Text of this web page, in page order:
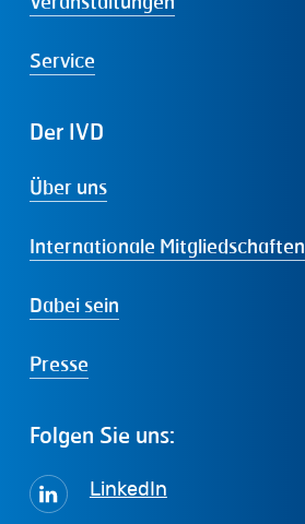
Service
Der IVD
Über uns
Internationale Mitgliedschaften
Dabei sein
Presse
Folgen Sie uns:
LinkedIn